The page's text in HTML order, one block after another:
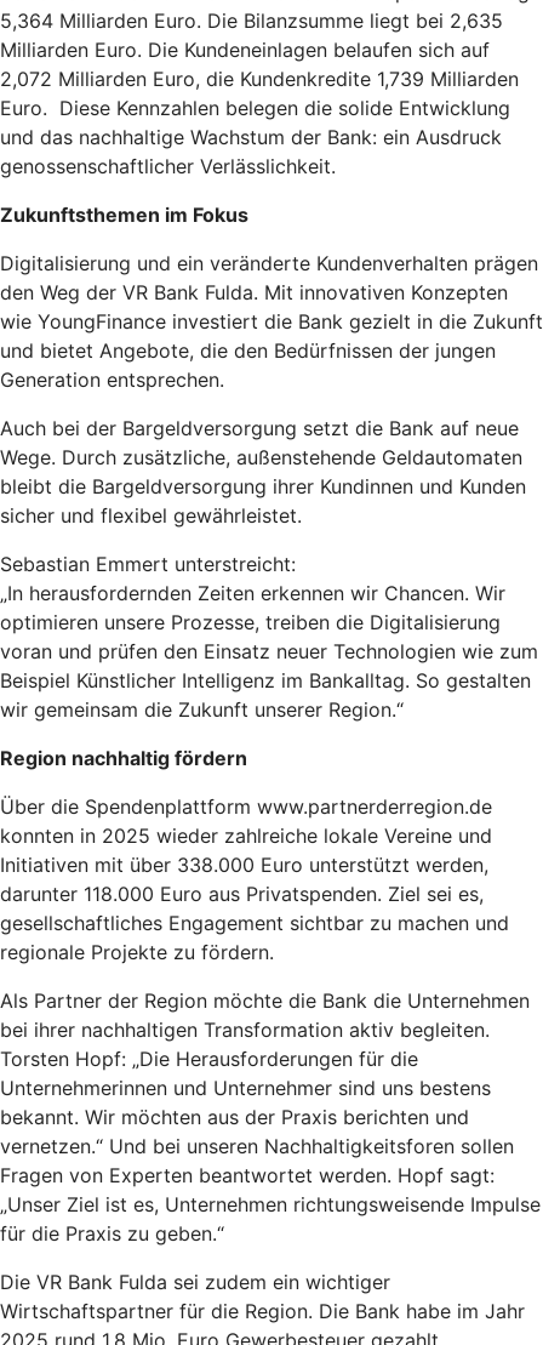
5,364 Milliarden Euro. Die Bilanzsumme liegt bei 2,635
Milliarden Euro. Die Kundeneinlagen belaufen sich auf
2,072 Milliarden Euro, die Kundenkredite 1,739 Milliarden
Euro. Diese Kennzahlen belegen die solide Entwicklung
und das nachhaltige Wachstum der Bank: ein Ausdruck
genossenschaftlicher Verlässlichkeit.
Zukunftsthemen im Fokus
Digitalisierung und ein veränderte Kundenverhalten prägen
den Weg der VR Bank Fulda. Mit innovativen Konzepten
wie YoungFinance investiert die Bank gezielt in die Zukunft
und bietet Angebote, die den Bedürfnissen der jungen
Generation entsprechen.
Auch bei der Bargeldversorgung setzt die Bank auf neue
Wege. Durch zusätzliche, außenstehende Geldautomaten
bleibt die Bargeldversorgung ihrer Kundinnen und Kunden
sicher und flexibel gewährleistet.
Sebastian Emmert unterstreicht:
„In herausfordernden Zeiten erkennen wir Chancen. Wir
optimieren unsere Prozesse, treiben die Digitalisierung
voran und prüfen den Einsatz neuer Technologien wie zum
Beispiel Künstlicher Intelligenz im Bankalltag. So gestalten
wir gemeinsam die Zukunft unserer Region.“
Region nachhaltig fördern
Über die Spendenplattform www.partnerderregion.de
konnten in 2025 wieder zahlreiche lokale Vereine und
Initiativen mit über 338.000 Euro unterstützt werden,
darunter 118.000 Euro aus Privatspenden. Ziel sei es,
gesellschaftliches Engagement sichtbar zu machen und
regionale Projekte zu fördern.
Als Partner der Region möchte die Bank die Unternehmen
bei ihrer nachhaltigen Transformation aktiv begleiten.
Torsten Hopf: „Die Herausforderungen für die
Unternehmerinnen und Unternehmer sind uns bestens
bekannt. Wir möchten aus der Praxis berichten und
vernetzen.“ Und bei unseren Nachhaltigkeitsforen sollen
Fragen von Experten beantwortet werden. Hopf sagt:
„Unser Ziel ist es, Unternehmen richtungsweisende Impulse
für die Praxis zu geben.“
Die VR Bank Fulda sei zudem ein wichtiger
Wirtschaftspartner für die Region. Die Bank habe im Jahr
2025 rund 1,8 Mio. Euro Gewerbesteuer gezahlt.